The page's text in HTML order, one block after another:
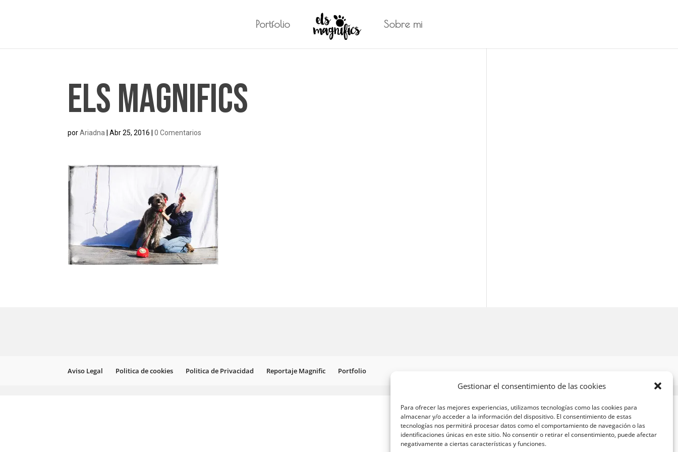
Gestionar el consentimiento de las cookies
Para ofrecer las mejores experiencias, utilizamos tecnologías como las cookies para
almacenar y/o acceder a la información del dispositivo. El consentimiento de estas
tecnologías nos permitirá procesar datos como el comportamiento de navegación o las
identificaciones únicas en este sitio. No consentir o retirar el consentimiento, puede afectar
negativamente a ciertas características y funciones.
Portfolio Sobre mi
Els Magnifics
porAriadna |Abr 25, 2016 |0 Comentarios
Aviso Legal Politica de cookies Politica de Privacidad Reportaje Magnific Portfolio